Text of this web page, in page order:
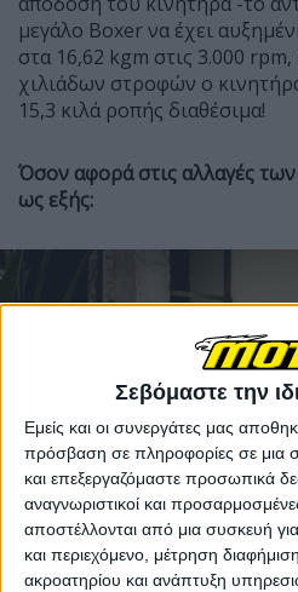
Σεβόμαστε την
Εμείς και οι συνεργάτες μας
πρόσβαση σε πληροφορίες σε μια
και επεξεργαζόμαστε προσωπικά
αναγνωριστικοί και
αποστέλλονται από μια συσκευή για
και περιεχόμενο, μέτρηση
ακροατηρίου και ανάπτυξη
μεγάλο Boxer να έχει
στα 16,62 kgm στις 3.000
χιλιάδων στροφών ο
15,3 κιλά ροπής διαθέσιμα!
Όσον αφορά στις αλλαγές
ως εξής: